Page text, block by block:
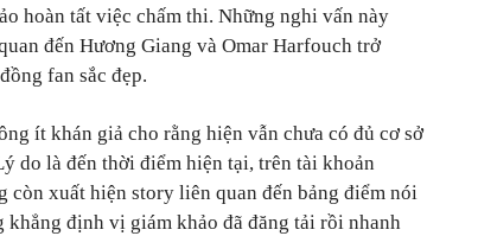
hoàn tất việc chấm thi. Những nghi vấn này
đến Hương Giang và Omar Harfouch trở
fan sắc đẹp.
ít khán giả cho rằng hiện vẫn chưa có đủ cơ sở
do là đến thời điểm hiện tại, trên tài khoản
còn xuất hiện story liên quan đến bảng điểm nói
khẳng định vị giám khảo đã đăng tải rồi nhanh